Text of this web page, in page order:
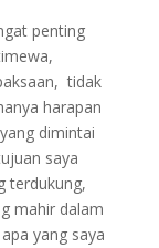
penting
tidak
harapan
dimintai
saya
terdukung,
mahir dalam
yang saya